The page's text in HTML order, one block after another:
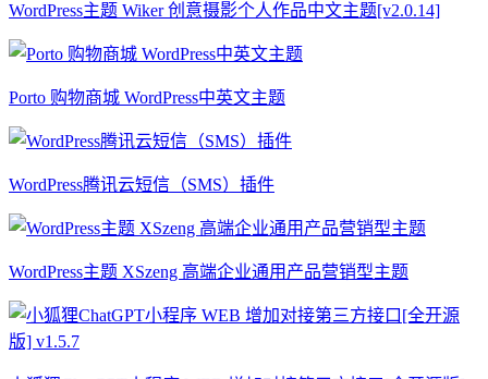
WordPress主题 Wiker 创意摄影个人作品中文主题[v2.0.14]
Porto 购物商城 WordPress中英文主题
WordPress腾讯云短信（SMS）插件
WordPress主题 XSzeng 高端企业通用产品营销型主题